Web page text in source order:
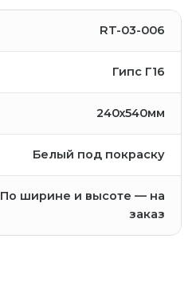
RT-03-006
Гипс Г16
240х540мм
Белый под покраску
По ширине и высоте — на
заказ